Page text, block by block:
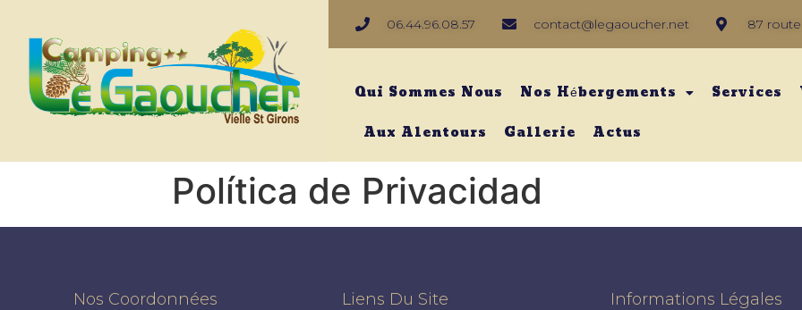
06.44.96.08.57 contact@legaoucher.net 87
Qui Sommes Nous Nos Hébergements Services
Aux Alentours
Gallerie Actus
Política de Privacidad
Nos Coordonnées Liens Du Site Informations Légales